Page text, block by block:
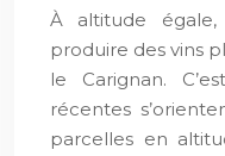
À altitude
produire des vins
le Carignan.
récentes
parcelles en